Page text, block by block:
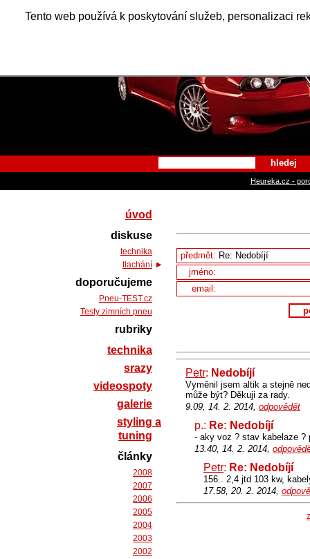
Tento web používá k poskytování služeb, personalizaci
Alfa
hledej
Heureka.cz -
předmět:
jméno:
email:
Petr: Nedobíjí
Vyměnil jsem altik a stejně
může být? Děkuji za rady.
9.09, 14. 2. 2014, odpovědět
p.: Re: Nedobíjí
- aky voz ? stav kabelaze ?
13.40, 14. 2. 2014,
Petr: Re: Nedobíjí
156.. 2,4 jtd 103 kw,
17.58, 20. 2. 2014,
úvod
diskuse
technika
tlachání
doporučujeme
Pneu-TEST.cz
Testy zimních pneu
rubriky
technika
srazy
videospoty
galerie
styling a
tuning
články
2008
2007
2006
2005
2004
2003
2002